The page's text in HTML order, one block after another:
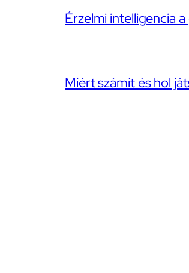
Érzelmi intelligencia
Miért számít és hol